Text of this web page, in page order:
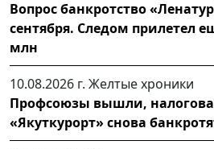
Вопрос банкротство
сентября. Следом прилетел
млн
10.08.2026 г. Желтые хроники
Профсоюзы вышли,
«Якуткурорт» снова